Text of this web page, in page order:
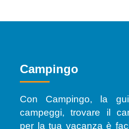
Campingo
Con Campingo, la
campeggi, trovare il
per la tua vacanza è